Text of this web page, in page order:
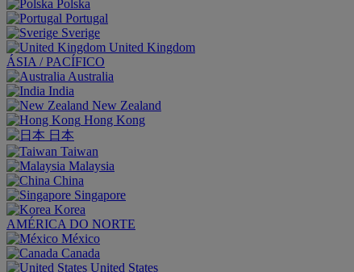
Polska
Portugal
Sverige
United Kingdom
ÁSIA / PACÍFICO
Australia
India
New Zealand
Hong Kong
日本
Taiwan
Malaysia
China
Singapore
Korea
AMÉRICA DO NORTE
México
Canada
United States